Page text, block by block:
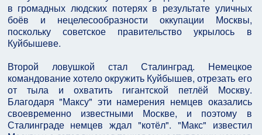
в громадных людских потерях в результате уличных
боёв и нецелесообразности оккупации Москвы,
поскольку советское правительство укрылось в
Куйбышеве.
Второй ловушкой стал Сталинград. Немецкое
командование хотело окружить Куйбышев, отрезать его
от тыла и охватить гигантской петлёй Москву.
Благодаря "Максу" эти намерения немцев оказались
своевременно известными Москве, и поэтому в
Сталинграде немцев ждал "котёл". "Макс" известил